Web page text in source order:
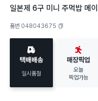
일본제 6구 미니 주먹밥 메
품번 048043675
택배배송
일시품절
매장픽업
오늘
픽업가능